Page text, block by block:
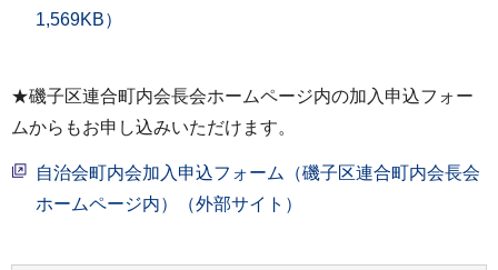
1,569KB）
★磯子区連合町内会長会ホームページ内の加入申込フォー
ムからもお申し込みいただけます。
自治会町内会加入申込フォーム（磯子区連合町内会長会
ホームページ内）（外部サイト）